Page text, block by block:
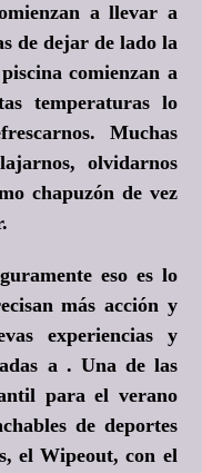
a llevar a
de dejar de lado la
comienzan a
temperaturas lo
Muchas
olvidarnos
chapuzón de vez
eso es lo
más acción y
experiencias y
a . Una de las
para el verano
de deportes
el Wipeout, con el